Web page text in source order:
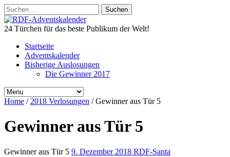
Suchen
nach:
24 Türchen für das beste Publikum der Welt!
Startseite
Adventskalender
Bisherige Auslosungen
Die Gewinner 2017
Home / 2018 Verlosungen /Gewinner aus Tür 5
Gewinner aus Tür 5
Gewinner aus Tür 5 9. Dezember 2018 RDF-Santa